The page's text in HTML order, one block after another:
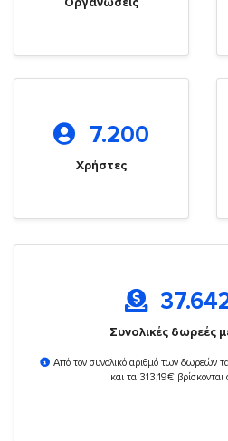
7.200
Χρήστες
Συνολικές δωρεές
Από τον συνολικό αριθμό των δωρεών
και τα 313,19€